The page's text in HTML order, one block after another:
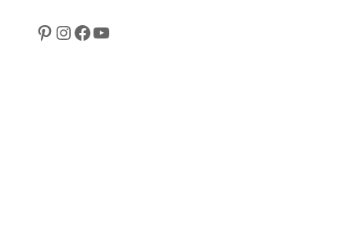
Pinterest
Instagram
Facebook
YouTube